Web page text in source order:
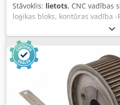
Stāvoklis: lietots, CNC vadības
loģikas bloks, kontūras vadība
loģikas bloks kontūras vadībai -
Atsevišķas komponentes:
480/330/A140 mm -Svars: 9,5